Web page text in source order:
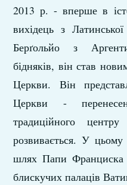
2013 р. - вперше в
вихідець з
Берґольйо з
бідняків, він став
Церкви. Він
Церкви -
традиційного
розвивається. У цьому
шлях Папи Франциска
блискучих палаців